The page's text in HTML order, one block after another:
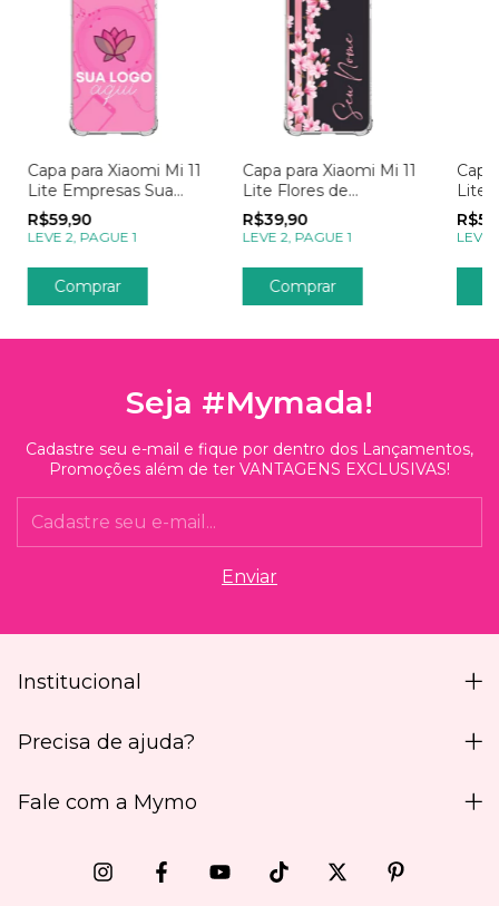
Capa para Xiaomi Mi 11
Lite Empresas Sua
Logo
R$59,90
LEVE 2, PAGUE 1
Comprar
Capa para Xiaomi Mi 11
Lite Flores de
Cerejeira e Linhas
Rosas
R$39,90
LEVE 2, PAGUE 1
Comprar
Lite
LEVE
Seja #Mymada!
Cadastre seu e-mail e fique por dentro dos Lançamentos,
Promoções além de ter VANTAGENS EXCLUSIVAS!
Institucional
Precisa de ajuda?
Fale com a Mymo